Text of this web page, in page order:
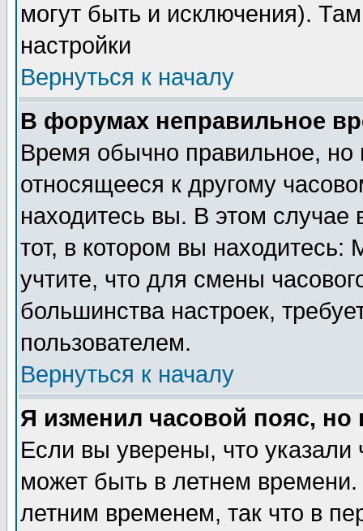
могут быть и исключения).
настройки
Вернуться к началу
В форумах неправильное
Время обычно правильное,
относящееся к другому
находитесь вы. В этом
тот, в котором вы
учтите, что для смены
большинства настроек,
пользователем.
Вернуться к началу
Я изменил часовой пояс,
Если вы уверены, что указали
может быть в летнем
летним временем, так что в